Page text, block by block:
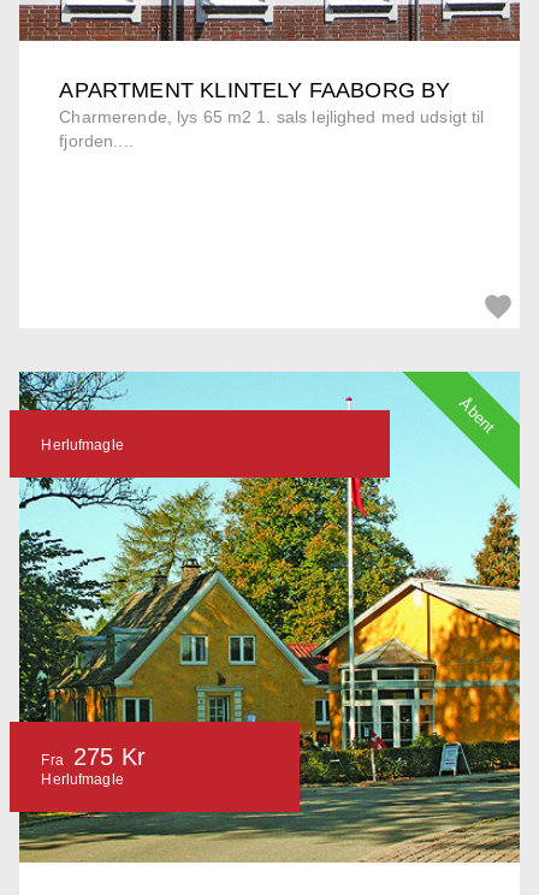
APARTMENT KLINTELY FAABORG BY
Charmerende, lys 65 m2 1. sals lejlighed med udsigt til
fjorden....
Herlufmagle
Fra 275 Kr
Herlufmagle
Åbent